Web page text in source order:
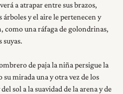
a atrapar entre sus brazos,
árboles y el aire le pertenecen y
como una ráfaga de golondrinas,
suyas.
de paja la niña persigue la
mirada una y otra vez de los
sol a la suavidad de la arena y de